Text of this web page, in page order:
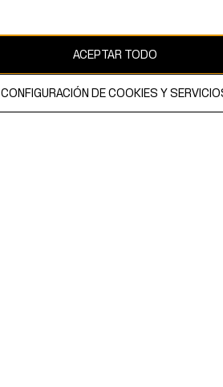
ACEPTAR TODO
CONFIGURACIÓN DE COOKIES Y